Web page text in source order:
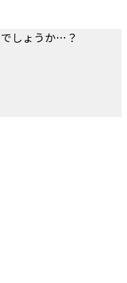
しょうか…？